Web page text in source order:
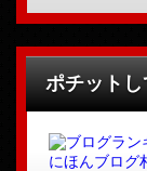
ポチット
にほんブログ